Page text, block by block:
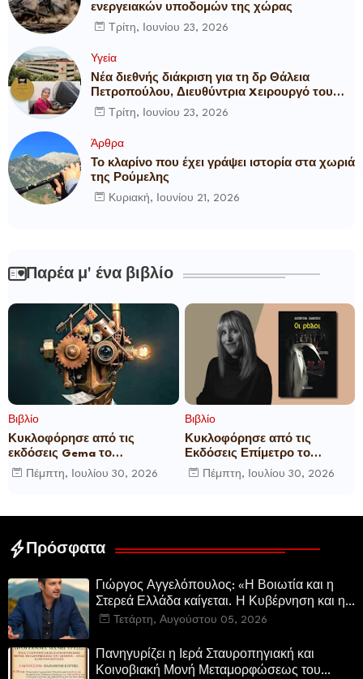
ενεργειακών υποδομών της χώρας
Τρίτη, Ιουνίου 23, 2026
Υγεία
Νέα διεθνής διάκριση για τη δρ Θάλεια
Πετροπούλου, Διευθύντρια Xειρουργό του
Metropolitan General
Τρίτη, Ιουνίου 23, 2026
Άρθρα
Το κλαρίνο που έχει γράψει ιστορία στα χωριά
της Ρούμελης
Κυριακή, Ιουνίου 21, 2026
Παρέα μ' ένα βιβλίο
Βιβλίο
Κυκλοφόρησε από τις
εκδόσεις Gema το
μυθιστόρημα του γνωστού
δημοσιογράφου Γεώργιου Θ.
Πέμπτη, Ιουλίου 30, 2026
Βιβλίο
Κυκλοφόρησε από τις
Εκδόσεις Επίμετρο το
αστυνομικό μυθιστόρημα της
Κατερίνας Πανούση Οι ρόλοι
Πέμπτη, Ιουλίου 30, 2026
Πρόσφατα
Γιώργος Αγγελόπουλος: «Η Βοιωτία και η
Στερεά Ελλάδα καίγεται. Η Κυβέρνηση και η
Περιφερειακή Αρχή αυτοθαυμάζονται.»
Τετάρτη, Αυγούστου 05, 2026
Πανηγυρίζει η Ιερά Σταυροπηγιακή και
Κοινοβιακή Μονή Μεταμορφώσεως του